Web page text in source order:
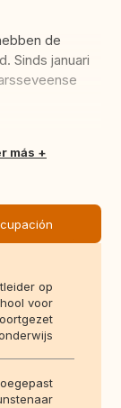
de
Sinds januari
más
op
voor